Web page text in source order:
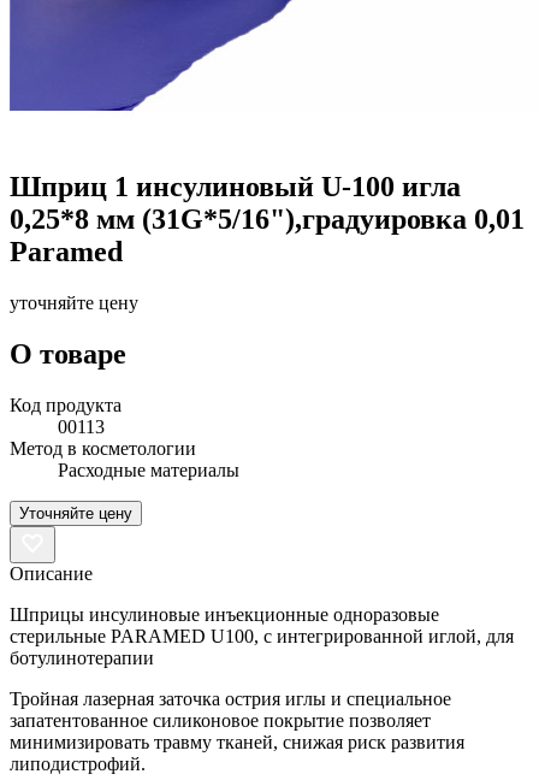
Шприц 1 инсулиновый U-100 игла
0,25*8 мм (31G*5/16"),градуировка 0,01
Paramed
уточняйте цену
О товаре
Код продукта
00113
Метод в косметологии
Расходные материалы
Уточняйте цену
Описание
Шприцы инсулиновые инъекционные одноразовые
стерильные PARAMED U100, с интегрированной иглой, для
ботулинотерапии
Тройная лазерная заточка острия иглы и специальное
запатентованное силиконовое покрытие позволяет
минимизировать травму тканей, снижая риск развития
липодистрофий.